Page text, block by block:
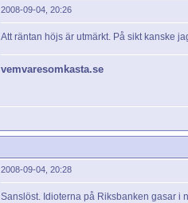
2008-09-04, 20:26
Att räntan höjs är utmärkt. På sikt kanske
vemvaresomkasta.se
2008-09-04, 20:28
Sanslöst. Idioterna på Riksbanken gasar i